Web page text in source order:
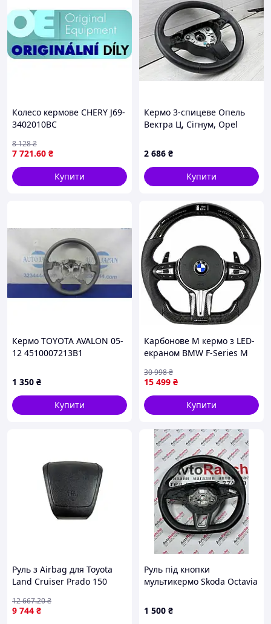
Колесо кермове CHERY J69-
3402010BC
7 721.60 ₴
8 128₴
Купити
Кермо 3-спицеве Опель
Вектра Ц, Сігнум, Opel
13138396, оригінал GM
2 686 ₴
Купити
Кермо TOYOTA AVALON 05-
12 4510007213B1
1 350 ₴
Купити
Карбонове M кермо з LED-
екраном BMW F-Series M
F23 F30 F31 F32 F33 F36 X3
F25 X5 F15 F01 F02 F06 F07
F10
15 499 ₴
30 998₴
Купити
Руль з Airbag для Toyota
Land Cruiser Prado 150
аксесуар для покращення
безпеки і комфорту
9 744 ₴
12 667.20₴
Руль під кнопки
мультикермо Skoda Octavia
1 500 ₴